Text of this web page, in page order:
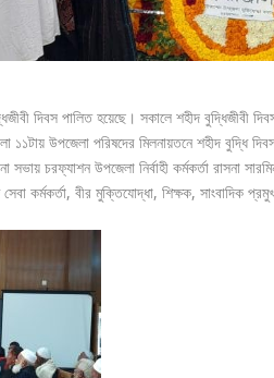
দিবস পালিত হয়েছে। সকালে শহীদ বুদ্ধিজীবী
১১টায় উপজেলা পরিষদের মিলনায়তনে শহীদ বুদ্ধি
চরফ্যাশন উপজেলা নির্বাহী কর্মকর্তা রাসনা
কর্মকর্তা, বীর মুক্তিযোদ্ধা, শিক্ষক, সাংবাদিক